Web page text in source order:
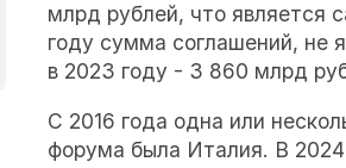
млрд рублей, что является
году сумма соглашений, не
в 2023 году - 3 860 млрд
С 2016 года одна или
форума была Италия. В